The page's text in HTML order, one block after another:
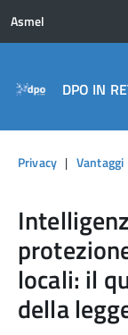
Asmel
DPO IN
Privacy| Vantaggi
locali: il
della